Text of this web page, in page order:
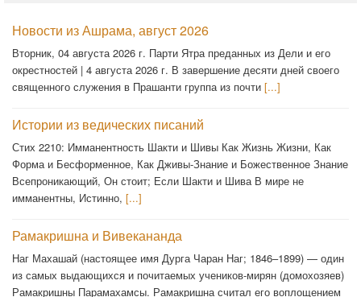
Новости из Ашрама, август 2026
Вторник, 04 августа 2026 г. Парти Ятра преданных из Дели и его
окрестностей | 4 августа 2026 г. В завершение десяти дней своего
священного служения в Прашанти группа из почти [...]
Истории из ведических писаний
Стих 2210: Имманентность Шакти и Шивы Как Жизнь Жизни, Как
Форма и Бесформенное, Как Дживы-Знание и Божественное Знание
Всепроникающий, Он стоит; Если Шакти и Шива В мире не
имманентны, Истинно, [...]
Рамакришна и Вивекананда
Наг Махашай (настоящее имя Дурга Чаран Наг; 1846–1899) — один
из самых выдающихся и почитаемых учеников-мирян (домохозяев)
Рамакришны Парамахамсы. Рамакришна считал его воплощением